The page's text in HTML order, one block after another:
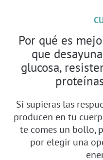
Por qué es
que
glucosa,
Si supieras las
producen en tu
te comes un bollo,
por elegir una